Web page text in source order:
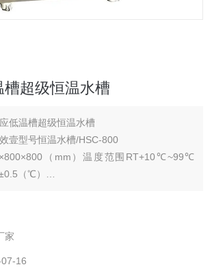
槽超级恒温水槽
应低温槽超级恒温水槽
壹型号恒温水槽/HSC-800
（mm）温度范围RT+10℃~99℃
（℃）
家
16